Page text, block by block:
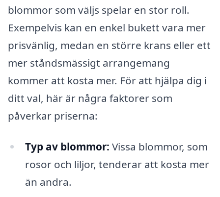
blommor som väljs spelar en stor roll.
Exempelvis kan en enkel bukett vara mer
prisvänlig, medan en större krans eller ett
mer ståndsmässigt arrangemang
kommer att kosta mer. För att hjälpa dig i
ditt val, här är några faktorer som
påverkar priserna:
Typ av blommor: Vissa blommor, som
rosor och liljor, tenderar att kosta mer
än andra.